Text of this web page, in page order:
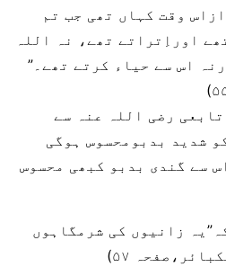
وقت کہاں تھی جب تم
اوراِتراتے تھے، نہ اللہ
اس سے حیاء کرتے تھے۔”
تابعی رضی اللہ عنہ سے
شدید بدبومحسوس ہوگی
سے گندی بدبو کبھی محسوس
زانیوں کی شرمگاہوں
۵۷)